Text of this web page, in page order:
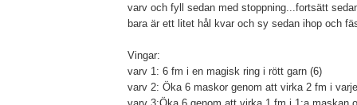
varv och fyll sedan med stoppning...fortsätt
bara är ett litet hål kvar och sy sedan ihop och
Vingar:
varv 1: 6 fm i en magisk ring i rött garn (6)
varv 2: Öka 6 maskor genom att virka 2 fm i